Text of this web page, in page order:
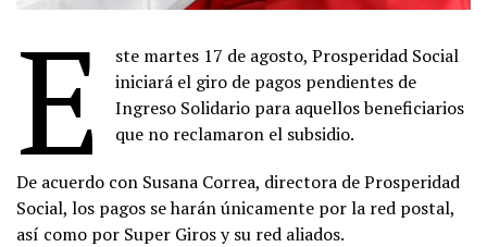
E
ste martes 17 de agosto, Prosperidad Social
iniciará el giro de pagos pendientes de
Ingreso Solidario para aquellos beneficiarios
que no reclamaron el subsidio.
De acuerdo con Susana Correa, directora de Prosperidad
Social, los pagos se harán únicamente por la red postal,
así como por Super Giros y su red aliados.